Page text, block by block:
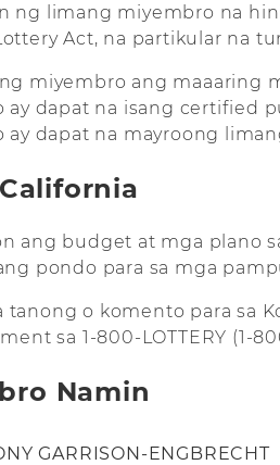
ng limang miyembro na
Act, na partikular na
miyembro ang maaaring
ay dapat na isang certified
dapat na mayroong
ang budget at mga plano
pondo para sa mga
tanong o komento para sa
sa 1-800-LOTTERY
Namin
GARRISON-ENGBRECHT